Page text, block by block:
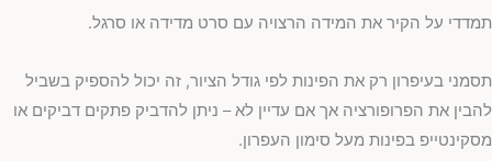
תמדדי על הקיר את המידה הרצויה עם סרט מדידה או סרגל.
תסמני בעיפרון רק את הפינות לפי גודל הציור, זה יכול להספיק בשביל
להבין את הפרופורציה אך אם עדיין לא – ניתן להדביק פתקים דביקים או
מסקינטייפ בפינות מעל סימון העפרון.